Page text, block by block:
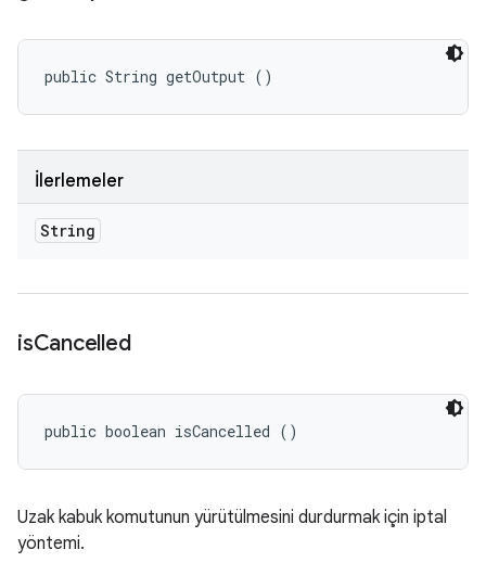
public String getOutput ()
İlerlemeler
String
isCancelled
public boolean isCancelled ()
Uzak kabuk komutunun yürütülmesini durdurmak için iptal
yöntemi.